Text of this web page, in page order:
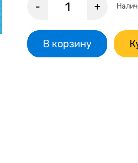
- +
В корзину